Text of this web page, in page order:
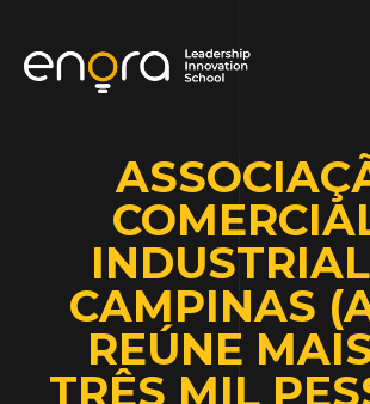
CAMPINAS
REÚNE
TRÊS MIL